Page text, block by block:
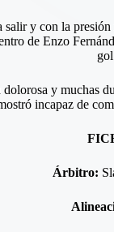
y con la
de Enzo
y muchas
incapaz de
Árbitro: